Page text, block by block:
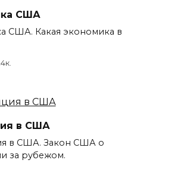
США
США. Какая экономика в
в США
в США. Закон США о
за рубежом.